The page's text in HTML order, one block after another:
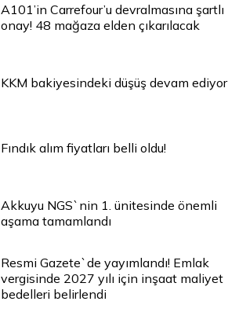
A101’in Carrefour’u devralmasına şartlı
onay! 48 mağaza elden çıkarılacak
KKM bakiyesindeki düşüş devam ediyor
Fındık alım fiyatları belli oldu!
Akkuyu NGS`nin 1. ünitesinde önemli
aşama tamamlandı
Resmi Gazete`de yayımlandı! Emlak
vergisinde 2027 yılı için inşaat maliyet
bedelleri belirlendi